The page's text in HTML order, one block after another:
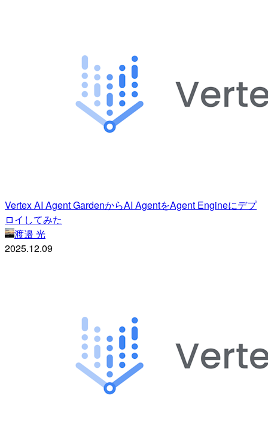
Vertex AI Agent GardenからAI AgentをAgent Engineにデプ
ロイしてみた
渡邉 光
2025.12.09